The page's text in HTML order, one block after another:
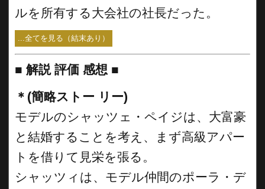
ルを所有する大会社の社長だった。
...全てを見る（結末あり）
■ 解説 評価 感想 ■
＊(簡略ストー リー)
モデルのシャッツェ・ペイジは、大富豪
と結婚することを考え、まず高級アパー
トを借りて見栄を張る。
シャッツィは、モデル仲間のポーラ・デ